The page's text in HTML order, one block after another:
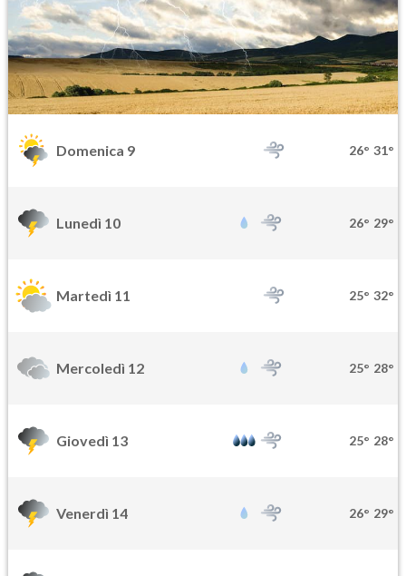
Domenica 9 26° 31°
Lunedì 10 26° 29°
Martedì 11 25° 32°
Mercoledì 12 25° 28°
Giovedì 13 25° 28°
Venerdì 14 26° 29°